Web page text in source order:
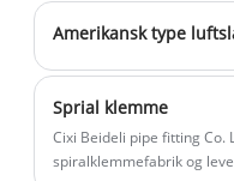
klemmer
Og vores
bekvem.
Amerikansk type
Sprial klemme
Cixi Beideli pipe fitting Co.
spiralklemmefabrik og